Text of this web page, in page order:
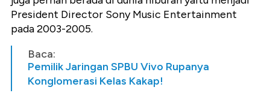
President Director Sony Music Entertainment
pada 2003-2005.
Baca:
Pemilik Jaringan SPBU Vivo Rupanya
Konglomerasi Kelas Kakap!